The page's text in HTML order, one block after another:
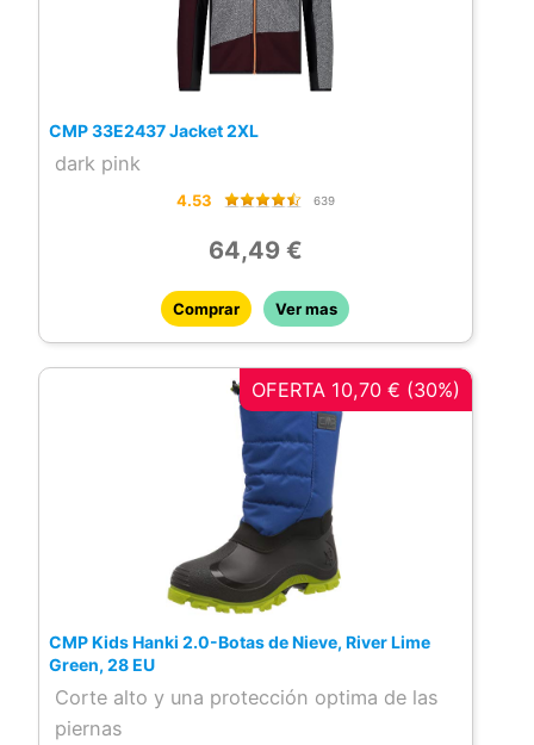
CMP 33E2437 Jacket 2XL
dark pink
4.53 639
64,49 €
Comprar Ver mas
OFERTA 10,70 € (30%)
CMP Kids Hanki 2.0-Botas de Nieve, River Lime
Green, 28 EU
Corte alto y una protección optima de las
piernas